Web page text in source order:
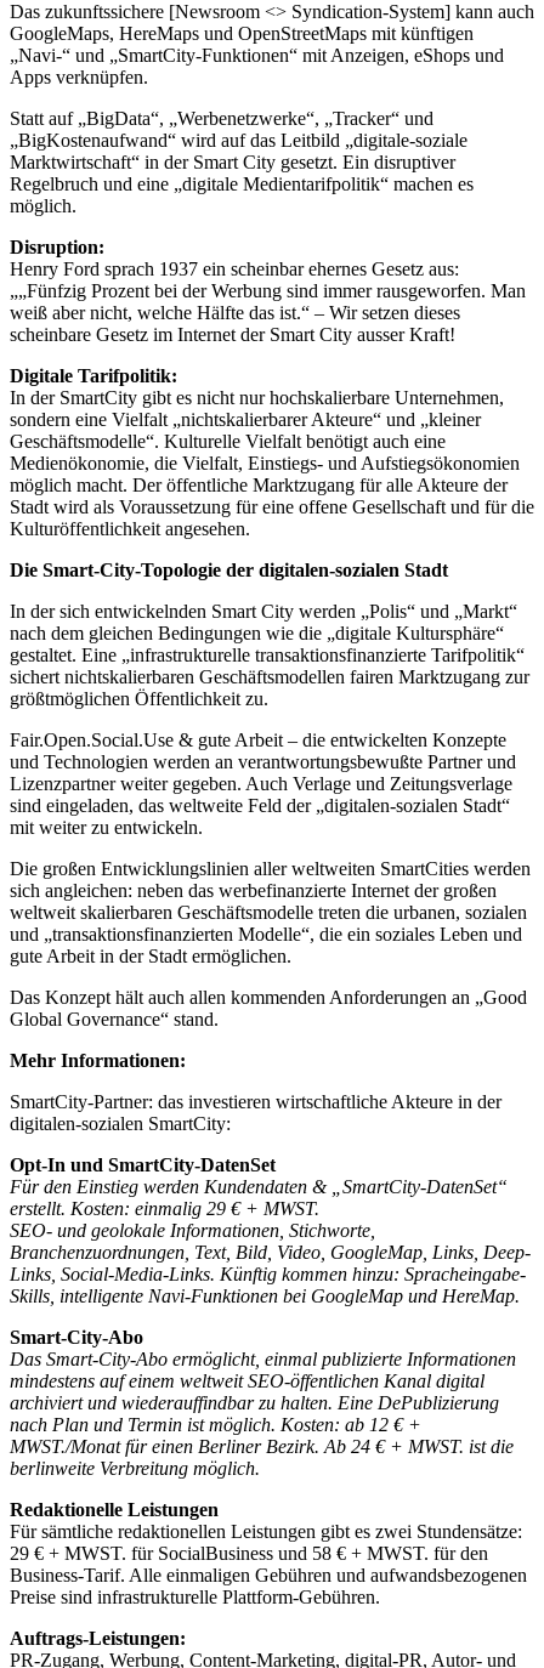
Das zukunftssichere [Newsroom <> Syndication-System] kann auch
GoogleMaps, HereMaps und OpenStreetMaps mit künftigen
„Navi-“ und „SmartCity-Funktionen“ mit Anzeigen, eShops und
Apps verknüpfen.
Statt auf „BigData“, „Werbenetzwerke“, „Tracker“ und
„BigKostenaufwand“ wird auf das Leitbild „digitale-soziale
Marktwirtschaft“ in der Smart City gesetzt. Ein disruptiver
Regelbruch und eine „digitale Medientarifpolitik“ machen es
möglich.
Disruption:
Henry Ford sprach 1937 ein scheinbar ehernes Gesetz aus:
„„Fünfzig Prozent bei der Werbung sind immer rausgeworfen. Man
weiß aber nicht, welche Hälfte das ist.“ – Wir setzen dieses
scheinbare Gesetz im Internet der Smart City ausser Kraft!
Digitale Tarifpolitik:
In der SmartCity gibt es nicht nur hochskalierbare Unternehmen,
sondern eine Vielfalt „nichtskalierbarer Akteure“ und „kleiner
Geschäftsmodelle“. Kulturelle Vielfalt benötigt auch eine
Medienökonomie, die Vielfalt, Einstiegs- und Aufstiegsökonomien
möglich macht. Der öffentliche Marktzugang für alle Akteure der
Stadt wird als Voraussetzung für eine offene Gesellschaft und für die
Kulturöffentlichkeit angesehen.
Die Smart-City-Topologie der digitalen-sozialen Stadt
In der sich entwickelnden Smart City werden „Polis“ und „Markt“
nach dem gleichen Bedingungen wie die „digitale Kultursphäre“
gestaltet. Eine „infrastrukturelle transaktionsfinanzierte Tarifpolitik“
sichert nichtskalierbaren Geschäftsmodellen fairen Marktzugang zur
größtmöglichen Öffentlichkeit zu.
Fair.Open.Social.Use & gute Arbeit – die entwickelten Konzepte
und Technologien werden an verantwortungsbewußte Partner und
Lizenzpartner weiter gegeben. Auch Verlage und Zeitungsverlage
sind eingeladen, das weltweite Feld der „digitalen-sozialen Stadt“
mit weiter zu entwickeln.
Die großen Entwicklungslinien aller weltweiten SmartCities werden
sich angleichen: neben das werbefinanzierte Internet der großen
weltweit skalierbaren Geschäftsmodelle treten die urbanen, sozialen
und „transaktionsfinanzierten Modelle“, die ein soziales Leben und
gute Arbeit in der Stadt ermöglichen.
Das Konzept hält auch allen kommenden Anforderungen an „Good
Global Governance“ stand.
Mehr Informationen:
SmartCity-Partner: das investieren wirtschaftliche Akteure in der
digitalen-sozialen SmartCity:
Opt-In und SmartCity-DatenSet
Für den Einstieg werden Kundendaten & „SmartCity-DatenSet“
erstellt. Kosten: einmalig 29 € + MWST.
SEO- und geolokale Informationen, Stichworte,
Branchenzuordnungen, Text, Bild, Video, GoogleMap, Links, Deep-
Links, Social-Media-Links. Künftig kommen hinzu: Spracheingabe-
Skills, intelligente Navi-Funktionen bei GoogleMap und HereMap.
Smart-City-Abo
Das Smart-City-Abo ermöglicht, einmal publizierte Informationen
mindestens auf einem weltweit SEO-öffentlichen Kanal digital
archiviert und wiederauffindbar zu halten. Eine DePublizierung
nach Plan und Termin ist möglich. Kosten: ab 12 € +
MWST./Monat für einen Berliner Bezirk. Ab 24 € + MWST. ist die
berlinweite Verbreitung möglich.
Redaktionelle Leistungen
Für sämtliche redaktionellen Leistungen gibt es zwei Stundensätze:
29 € + MWST. für SocialBusiness und 58 € + MWST. für den
Business-Tarif. Alle einmaligen Gebühren und aufwandsbezogenen
Preise sind infrastrukturelle Plattform-Gebühren.
Auftrags-Leistungen:
PR-Zugang, Werbung, Content-Marketing, digital-PR, Autor- und